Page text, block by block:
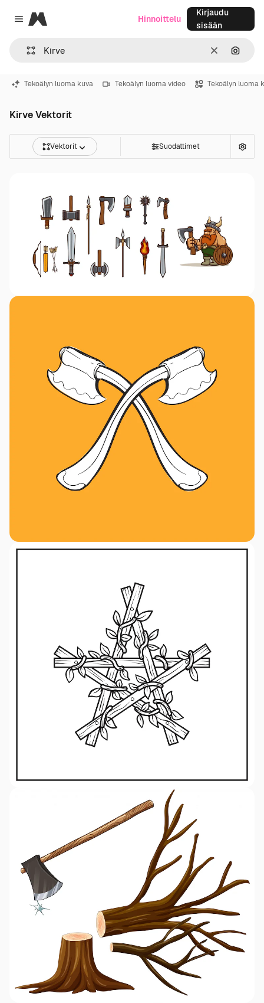
Close menu
Magnific
SelkeäHae
Hinnoittelu
Kirjaudu
sisään
Tekoälyn luoma kuva Tekoälyn luoma video Tekoälyn luoma
Kirve Vektorit
Vektorit Suodattimet